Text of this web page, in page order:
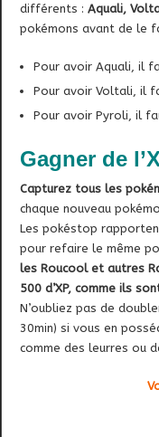
différents :Aquali,
pokémons avant de le
Pour avoir Aquali, il
Pour avoir Voltali, il
Pour avoir Pyroli, il
Gagner de
Capturez tous les
chaque nouveau
Les pokéstop
pour refaire le même
les Roucool et autres
500 d’XP, comme ils
N’oubliez pas de
30min) si vous en
comme des leurres ou